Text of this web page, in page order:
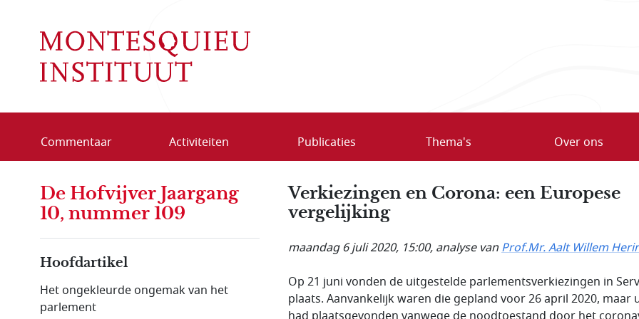
Commentaar Activiteiten Publicaties Thema's Over ons
Verkiezingen en Corona: een Europese
vergelijking
maandag 6 juli 2020, 15:00, analyse vanProf.Mr. Aalt Willem
Op 21 juni vonden de uitgestelde parlementsverkiezingen in
plaats. Aanvankelijk waren die gepland voor 26 april 2020, maar
De Hofvijver Jaargang
10, nummer 109
Hoofdartikel
Het ongekleurde ongemak van het
parlement